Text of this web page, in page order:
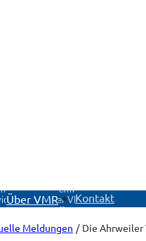
Über VMR
Untermenü
Über VMR
öffnen
Kontakt
Meldungen Die Ahrweiler